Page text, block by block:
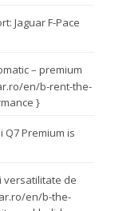
Jaguar F-Pace
– premium
en/b-rent-the-
}
Q7 Premium is
versatilitate de
en/b-the-